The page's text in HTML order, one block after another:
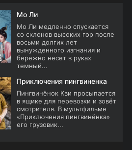
Мо Ли
Мо Ли медленно спускается
со склонов высоких гор после
восьми долгих лет
вынужденного изгнания и
бережно несет в руках
темный...
Приключения пингвиненка
Пингвинёнок Кви просыпается
в ящике для перевозки и зовёт
смотрителя. В мультфильме
«Приключения пингвинёнка»
его грузовик...